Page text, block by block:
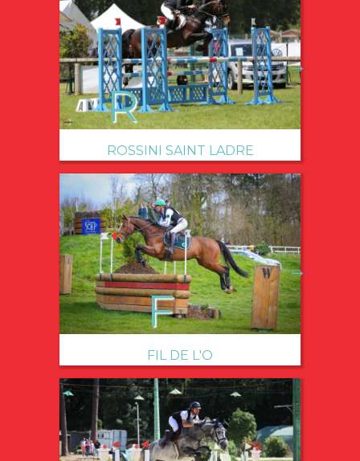
ROSSINI SAINT LADRE
→
FIL DE L'O
→